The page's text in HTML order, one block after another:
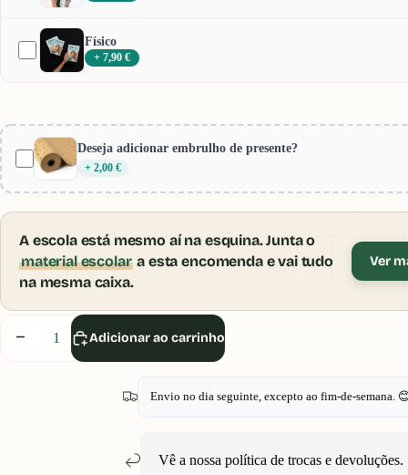
Físico
+ 7,90 €
Deseja adicionar embrulho de presente?
+ 2,00 €
Diminuir
quantidade
Aumentar
A escola está mesmo aí na esquina. Junta o
material escolar a esta encomenda e vai tudo
na mesma caixa.
Ver
Adicionar ao carrinho
Envio no dia seguinte, excepto ao fim-de-semana.
Vê a nossa política de trocas e devoluções.